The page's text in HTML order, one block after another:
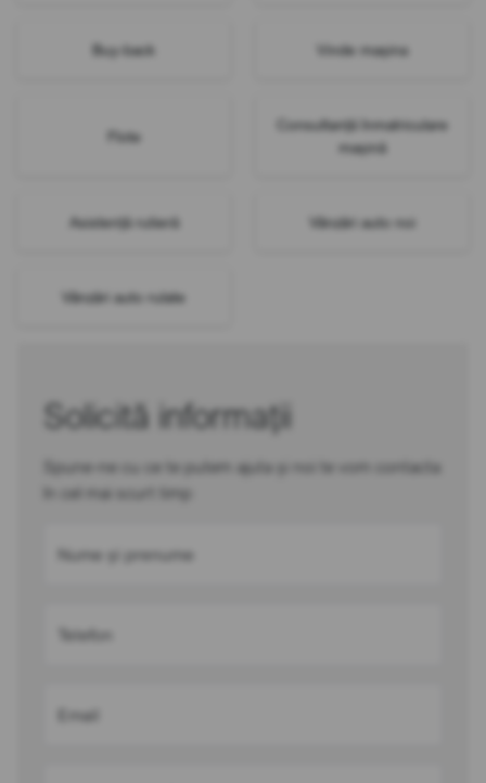
Buy-back Vinde mașina
Flote
Consultanță înmatriculare
mașină
Asistență rutieră Vânzări auto noi
Vânzări auto rulate
Solicită informații
Spune-ne cu ce te putem ajuta și noi te vom contacta
în cel mai scurt timp
Nume și prenume
Telefon
Email